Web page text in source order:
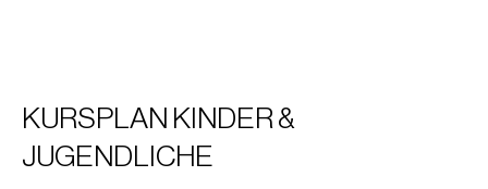
KURSPLAN KINDER &
JUGENDLICHE